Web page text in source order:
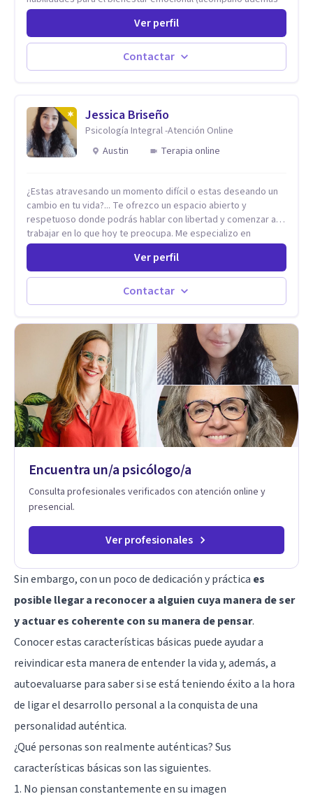
problemáticas como la desregulación emocional, tendencias
perfeccionistas, liderazgo, problemas de sueño, depresión,
entre otras).
Ver perfil
Contactar
Jessica Briseño
Psicología Integral -Atención Online
Austin
Terapia online
¿Estas atravesando un momento difícil o estas deseando un
cambio en tu vida?... Te ofrezco un espacio abierto y
respetuoso donde podrás hablar con libertad y comenzar a
trabajar en lo que hoy te preocupa. Me especializo en
Trastornos de Ansiedad y a lo largo de mi experiencia
profesional he acompañado a muchas Familias y Parejas con
distintas problemáticas como el manejo del estrés,
Autoestima, Gestión de la Ira, Depresión, Retos en la Crianza,
Codependencia, Celos, entre otros. Cuento con más de 12
trabajado en distintos contextos clínicos con niños,
Adolescentes y Adultos
Ver perfil
Contactar
Encuentra un/a psicólogo/a
Consulta profesionales verificados con atención online y
presencial.
Ver profesionales
Sin embargo, con un poco de dedicación y práctica es
posible llegar a reconocer a alguien cuya manera de ser
y actuar es coherente con su manera de pensar.
Conocer estas características básicas puede ayudar a
reivindicar esta manera de entender la vida y, además, a
autoevaluarse para saber si se está teniendo éxito a la hora
de ligar el desarrollo personal a la conquista de una
personalidad auténtica.
¿Qué personas son realmente auténticas? Sus
características básicas son las siguientes.
1. No piensan constantemente en su imagen